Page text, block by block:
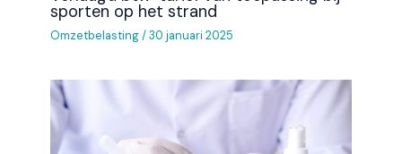
sporten op het strand
Omzetbelasting/30 januari 2025